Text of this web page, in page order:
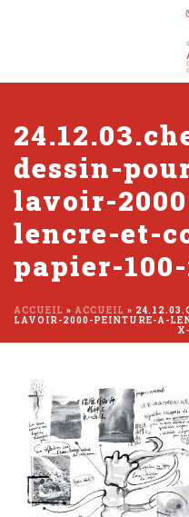
dessin-
lavoir-
lencre-et-
papier-
ACCUEIL » ACCUEIL »
LAVOIR-2000-PEINTURE-A-